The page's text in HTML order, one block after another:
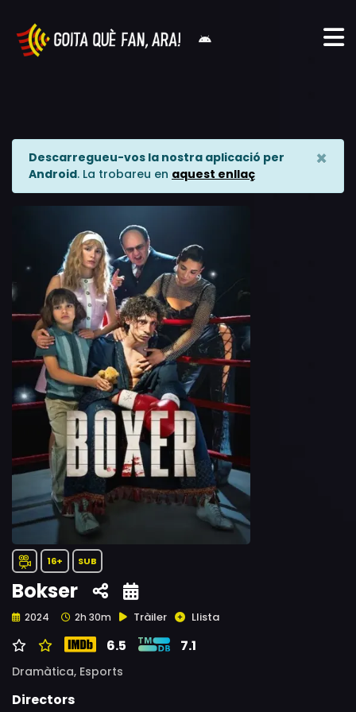
Descarregueu-vos la nostra aplicació per
Android. La trobareu en aquest enllaç
×
16+ SUB
Bokser
2024 2h 30m Tràiler Llista
6.5 7.1
Dramàtica, Esports
Directors